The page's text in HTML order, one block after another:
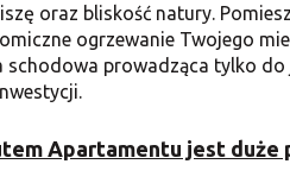
oraz bliskość natury.
ogrzewanie Twojego
schodowa prowadząca tylko do
Apartamentu jest duże